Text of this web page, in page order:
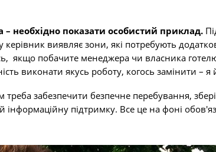
– необхідно показати особистий приклад.
виявляє зони, які потребують
якщо побачите менеджера чи власника
виконати якусь роботу, когось замінити – я
треба забезпечити безпечне перебування,
інформаційну підтримку. Все це на фоні